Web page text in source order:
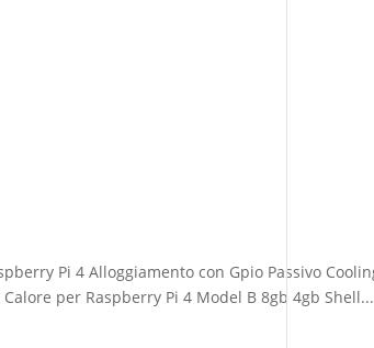
Pi 4 Alloggiamento con Gpio Passivo
per Raspberry Pi 4 Model B 8gb 4gb Shell...